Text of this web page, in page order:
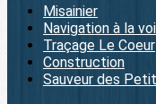
Misainier
Navigation à la
Traçage Le Coeur
Construction
Sauveur des